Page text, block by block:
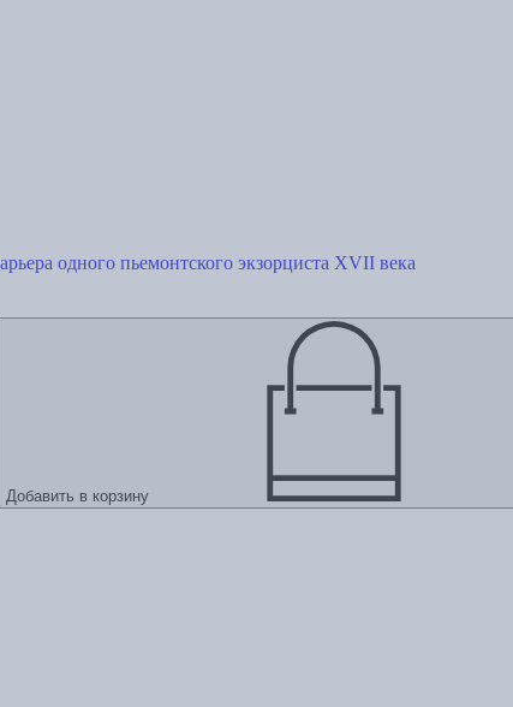
одного пьемонтского экзорциста XVII века
Добавить в корзину